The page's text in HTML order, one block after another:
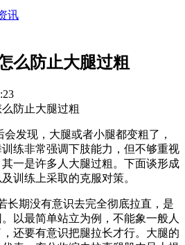
讯
么防止大腿过粗
防止大腿过粗
发现，大腿或者小腿都变粗了，
练非常强调下肢能力，但不够重视
一是许多人大腿过粗。下面谈形成
训练上采取的克服对策。
长期没有意识去完全彻底拉直，是
以最简单站立为例，不能象一般人
还要有意识把腿拉长才行。大腿的